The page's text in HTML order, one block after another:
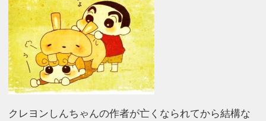
クレヨンしんちゃんの作者が亡くなられてから結構な